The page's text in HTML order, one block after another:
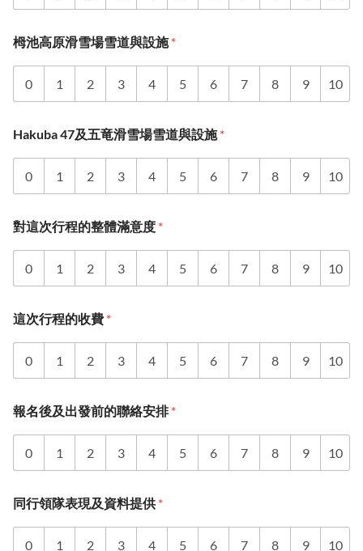
栂池高原滑雪場雪道與設施*
0 1 2 3 4 5 6 7 8 9 10
Hakuba 47及五竜滑雪場雪道與設施*
0 1 2 3 4 5 6 7 8 9 10
對這次行程的整體滿意度 *
0 1 2 3 4 5 6 7 8 9 10
這次行程的收費 *
0 1 2 3 4 5 6 7 8 9 10
報名後及出發前的聯絡安排*
0 1 2 3 4 5 6 7 8 9 10
同行領隊表現及資料提供 *
0 1 2 3 4 5 6 7 8 9 10